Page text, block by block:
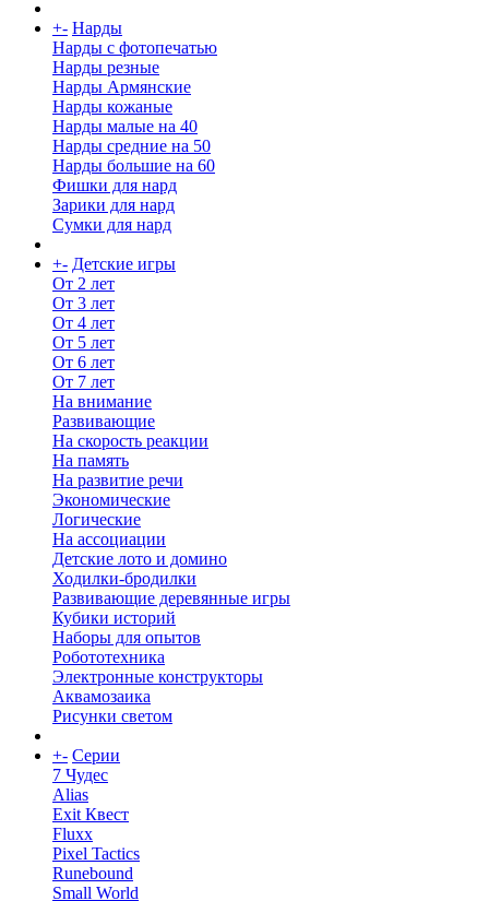
+- Нарды
Нарды с фотопечатью
Нарды резные
Нарды Армянские
Нарды кожаные
Нарды малые на 40
Нарды средние на 50
Нарды большие на 60
Фишки для нард
Зарики для нард
Сумки для нард
+- Детские игры
От 2 лет
От 3 лет
От 4 лет
От 5 лет
От 6 лет
От 7 лет
На внимание
Развивающие
На скорость реакции
На память
На развитие речи
Экономические
Логические
На ассоциации
Детские лото и домино
Ходилки-бродилки
Развивающие деревянные игры
Кубики историй
Наборы для опытов
Робототехника
Электронные конструкторы
Аквамозаика
Рисунки светом
+- Серии
7 Чудес
Alias
Exit Квест
Fluxx
Pixel Tactics
Runebound
Small World